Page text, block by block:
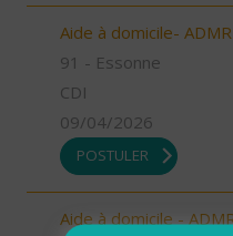
Aide à domicile-
91 - Essonne
CDI
09/04/2026
POSTULER
Aide à domicile -